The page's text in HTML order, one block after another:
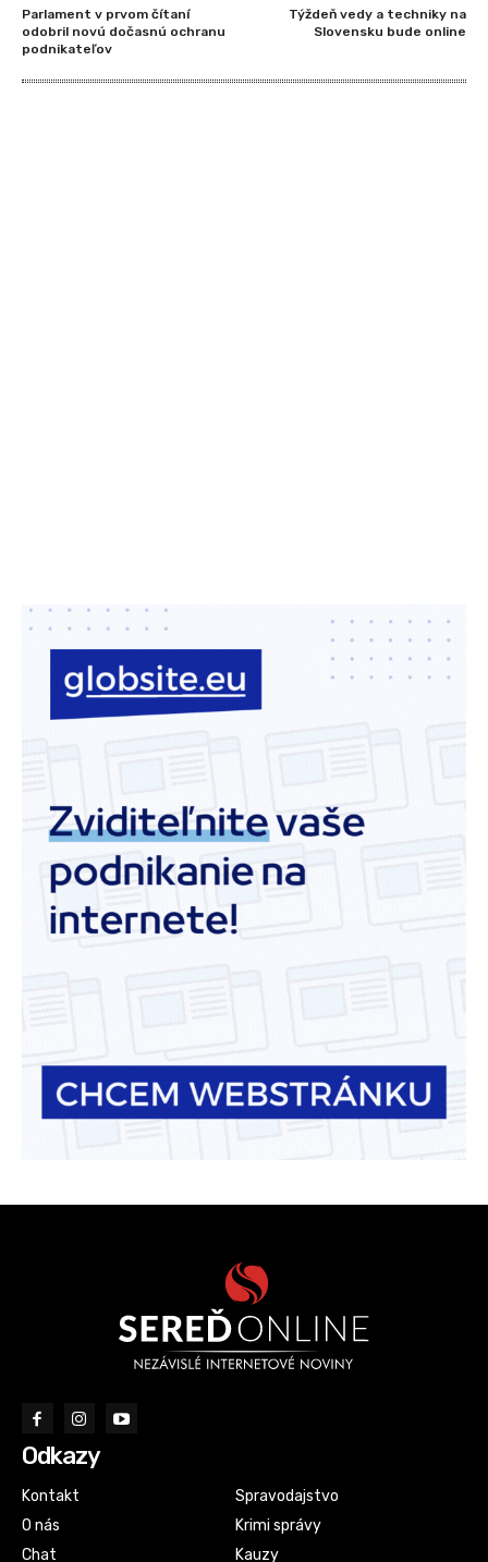
Parlament v prvom čítaní
odobril novú dočasnú ochranu
podnikateľov
Týždeň vedy a techniky na
Slovensku bude online
Odkazy
Kontakt
O nás
Chat
Spravodajstvo
Krimi správy
Kauzy